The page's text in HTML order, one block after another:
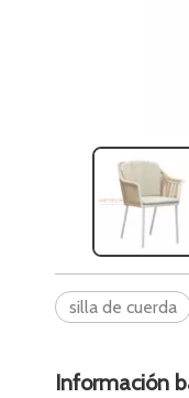
silla de cuerda
Información